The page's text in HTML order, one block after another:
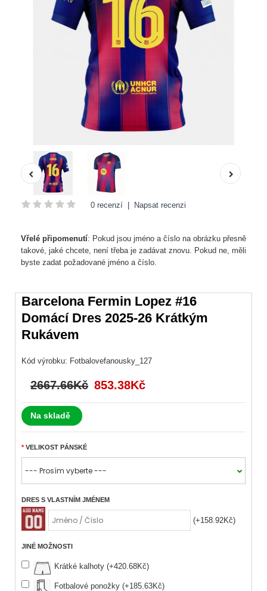
0 recenzí Napsat recenzi
Vřelé připomenutí: Pokud jsou jméno a číslo na obrázku přesně
takové, jaké chcete, není třeba je zadávat znovu. Pokud ne, měli
byste zadat požadované jméno a číslo.
Barcelona Fermin Lopez #16
Domácí Dres 2025-26 Krátkým
Rukávem
Kód výrobku: Fotbalovefanousky_127
2667.66Kč 853.38Kč
Na skladě
VELIKOST PÁNSKÉ
DRES S VLASTNÍM JMÉNEM
(+158.92Kč)
JINÉ MOŽNOSTI
Krátké kalhoty (+420.68Kč)
Fotbalové ponožky (+185.63Kč)